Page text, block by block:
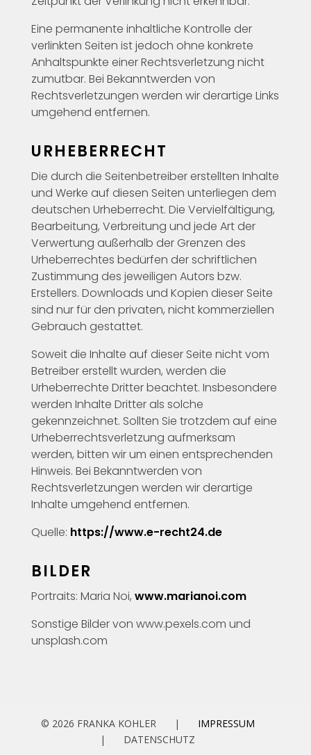
Eine permanente inhaltliche Kontrolle der
verlinkten Seiten ist jedoch ohne konkrete
Anhaltspunkte einer Rechtsverletzung nicht
zumutbar. Bei Bekanntwerden von
Rechtsverletzungen werden wir derartige Links
umgehend entfernen.
URHEBERRECHT
Die durch die Seitenbetreiber erstellten Inhalte
und Werke auf diesen Seiten unterliegen dem
deutschen Urheberrecht. Die Vervielfältigung,
Bearbeitung, Verbreitung und jede Art der
Verwertung außerhalb der Grenzen des
Urheberrechtes bedürfen der schriftlichen
Zustimmung des jeweiligen Autors bzw.
Erstellers. Downloads und Kopien dieser Seite
sind nur für den privaten, nicht kommerziellen
Gebrauch gestattet.
Soweit die Inhalte auf dieser Seite nicht vom
Betreiber erstellt wurden, werden die
Urheberrechte Dritter beachtet. Insbesondere
werden Inhalte Dritter als solche
gekennzeichnet. Sollten Sie trotzdem auf eine
Urheberrechtsverletzung aufmerksam
werden, bitten wir um einen entsprechenden
Hinweis. Bei Bekanntwerden von
Rechtsverletzungen werden wir derartige
Inhalte umgehend entfernen.
Quelle: https://www.e-recht24.de
BILDER
Portraits: Maria Noi, www.marianoi.com
Sonstige Bilder von www.pexels.com und
unsplash.com
© 2026 FRANKA KOHLER |
IMPRESSUM
|
DATENSCHUTZ